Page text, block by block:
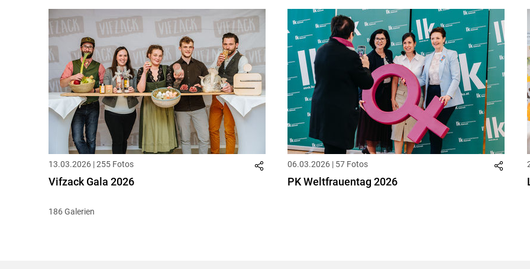
13.03.2026 | 255 Fotos
Vifzack Gala 2026
06.03.2026 | 57 Fotos
PK Weltfrauentag 2026
186 Galerien